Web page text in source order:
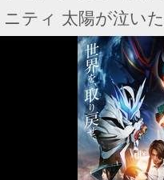
ニティ 太陽が泣いた